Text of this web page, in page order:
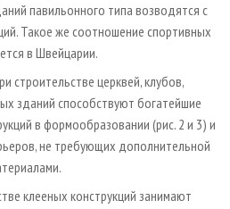
павильонного типа возводятся с
Такое же соотношение спортивных
в Швейцарии.
строительстве церквей, клубов,
зданий способствуют богатейшие
в формообразовании (рис. 2 и 3) и
не требующих дополнительной
клееных конструкций занимают